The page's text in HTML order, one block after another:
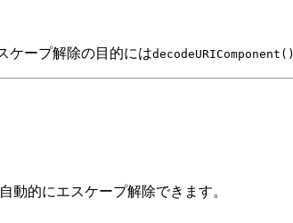
ケープ解除の目的にはdecodeURIComponent()
動的にエスケープ解除できます。